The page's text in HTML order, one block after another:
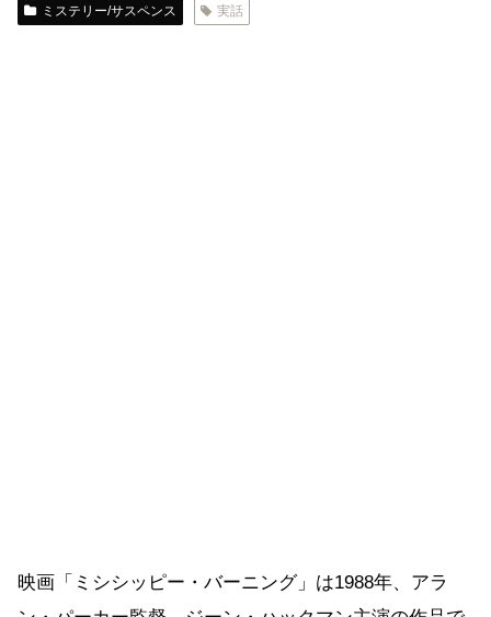
ミステリー/サスペンス 実話
映画「ミシシッピー・バーニング」は1988年、アラ